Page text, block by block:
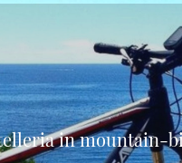
in mountain-